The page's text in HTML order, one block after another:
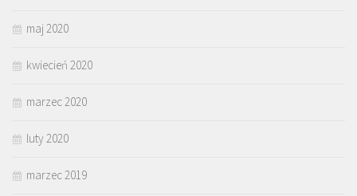
maj 2020
kwiecień 2020
marzec 2020
luty 2020
marzec 2019